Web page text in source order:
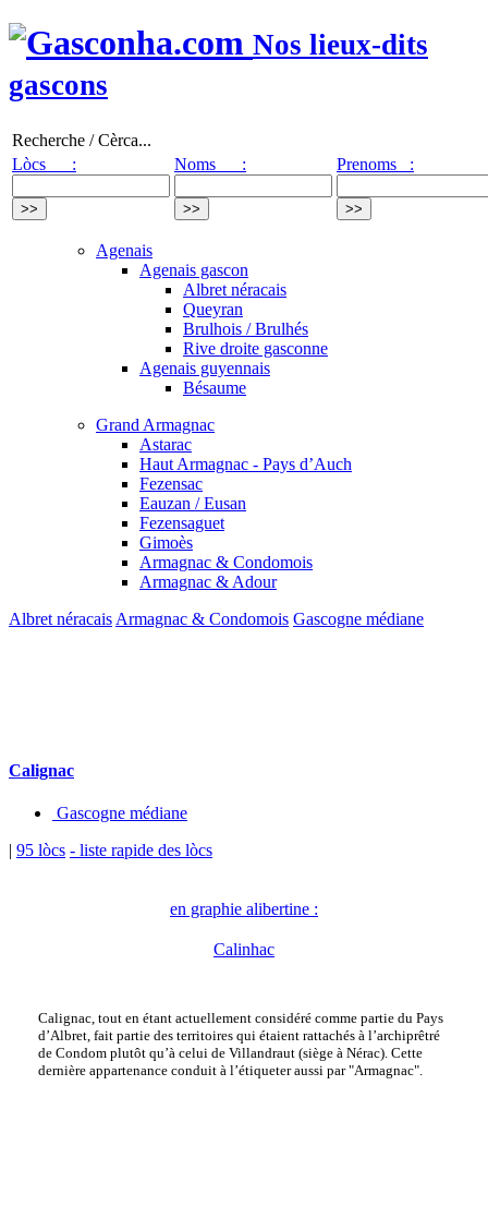
Nos lieux-dits
gascons
Recherche / Cèrca...
Lòcs :
Noms : Prenoms :
Agenais
Agenais gascon
Albret néracais
Queyran
Brulhois / Brulhés
Rive droite gasconne
Agenais guyennais
Bésaume
Grand Armagnac
Astarac
Haut Armagnac - Pays d’Auch
Fezensac
Eauzan / Eusan
Fezensaguet
Gimoès
Armagnac & Condomois
Armagnac & Adour
Albret néracais Armagnac & Condomois Gascogne médiane
Calignac
Gascogne médiane
| 95 lòcs - liste rapide des lòcs
en graphie alibertine :
Calinhac
Calignac, tout en étant actuellement considéré comme partie du Pays
d’Albret, fait partie des territoires qui étaient rattachés à l’archiprêtré
de Condom plutôt qu’à celui de Villandraut (siège à Nérac). Cette
dernière appartenance conduit à l’étiqueter aussi par "Armagnac".